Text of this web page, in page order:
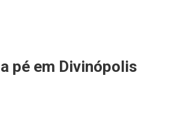
pé em Divinópolis